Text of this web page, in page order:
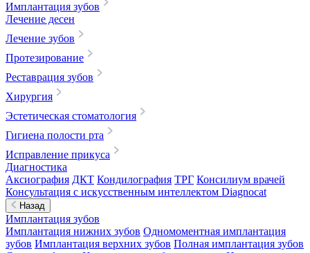
Имплантация зубов
Лечение десен
Лечение зубов
Протезирование
Реставрация зубов
Хирургия
Эстетическая стоматология
Гигиена полости рта
Исправление прикуса
Диагностика
Аксиография ДКТ Кондилография ТРГ Консилиум врачей
Консультация с искусственным интеллектом Diagnocat
Назад
Имплантация зубов
Имплантация нижних зубов Одномоментная имплантация
зубов Имплантация верхних зубов Полная имплантация зубов